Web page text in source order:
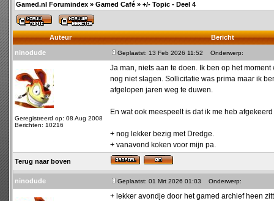
Gamed.nl Forumindex » Gamed Café » +/- Topic - Deel 4
Auteur Bericht
ninodude Geplaatst: 13 Feb 2026 11:52 Onderwerp:
Geregistreerd op: 08 Aug 2008
Berichten: 10216
Ja man, niets aan te doen. Ik ben op het
nog niet slagen. Sollicitatie was prima maar ik
afgelopen jaren weg te duwen.
En wat ook meespeelt is dat ik me heb
+ nog lekker bezig met Dredge.
+ vanavond koken voor mijn pa.
Terug naar boven
ninodude Geplaatst: 01 Mrt 2026 01:03 Onderwerp:
+ lekker avondje door het gamed archief heen